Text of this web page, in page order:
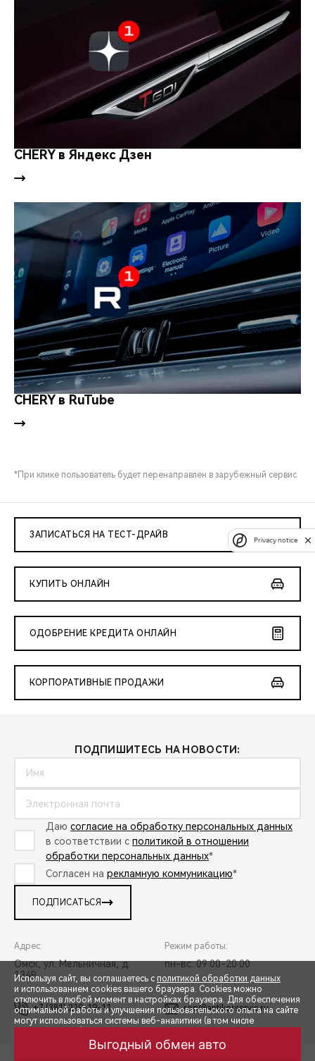
СПЕЦПРЕДЛОЖЕНИЯ
CHERY в Яндекс Дзен
CHERY в RuTube
*При клике пользователь будет перенаправлен в зарубежный сервис
ЗАПИСАТЬСЯ НА ТЕСТ-ДРАЙВ
КУПИТЬ ОНЛАЙН
ОДОБРЕНИЕ КРЕДИТА ОНЛАЙН
КОРПОРАТИВНЫЕ ПРОДАЖИ
ПОДПИШИТЕСЬ НА НОВОСТИ:
Даю согласие на обработку персональных данных
в соответствии с политикой в отношении
обработки персональных данных*
Согласен на рекламную коммуникацию*
ПОДПИСАТЬСЯ
Адрес:
Омск, ул. Мельничная, д.
134В
Режим работы:
пн-вс: 09:00-20:00
+7 (381) 229-19-11 rop@antikorservis.ru
Используя сайт, вы соглашаетесь с политикой обработки данных
и использованием cookies вашего браузера. Cookies можно
отключить в любой момент в настройках браузера. Для обеспечения
оптимальной работы и улучшения пользовательского опыта на сайте
могут использоваться системы веб-аналитики (в том числе
с применением указанных технологий и размещением cookie-
Выгодный обмен авто
Privacy notice